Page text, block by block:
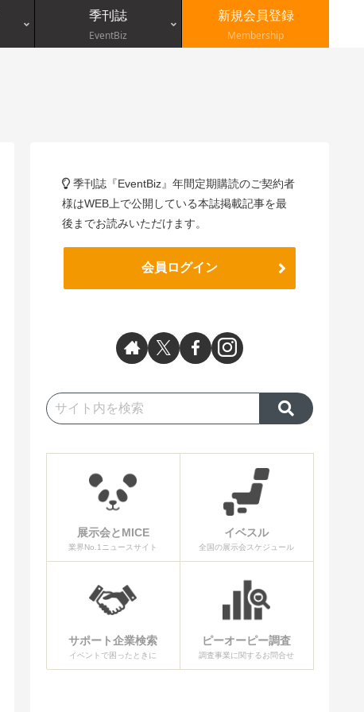
季刊誌
EventBiz
新規会員登録
Membership
季刊誌『EventBiz』年間定期購読のご契約者
様はWEB上で公開している本誌掲載記事を最
後までお読みいただけます。
会員ログイン
展示会とMICE
業界No.1ニュースサイト
イベスル
全国の展示会スケジュール
サポート企業検索
イベントで困ったときに
ピーオーピー調査
調査事業に関するお問合せ